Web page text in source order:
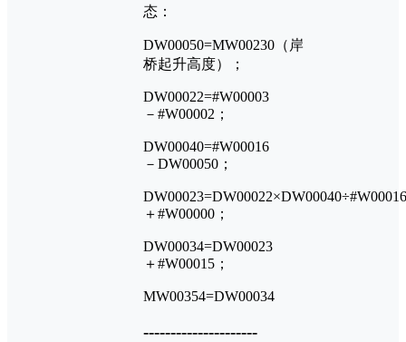
态：
DW00050=MW00230（岸
桥起升高度）；
DW00022=#W00003
－#W00002；
DW00040=#W00016
－DW00050；
DW00023=DW00022×DW00040÷#W00016
＋#W00000；
DW00034=DW00023
＋#W00015；
MW00354=DW00034
---------------------